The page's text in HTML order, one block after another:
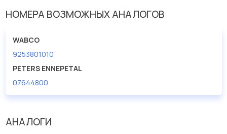
НОМЕРА ВОЗМОЖНЫХ АНАЛОГОВ
WABCO
9253801010
PETERS ENNEPETAL
07644800
АНАЛОГИ